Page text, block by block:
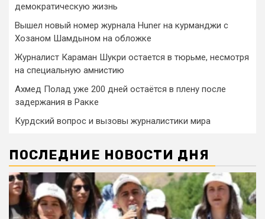
демократическую жизнь
Вышел новый номер журнала Huner на курманджи с
Хозаном Шамдыном на обложке
Журналист Караман Шукри остается в тюрьме, несмотря
на специальную амнистию
Ахмед Полад уже 200 дней остаётся в плену после
задержания в Ракке
Курдский вопрос и вызовы журналистики мира
ПОСЛЕДНИЕ НОВОСТИ ДНЯ